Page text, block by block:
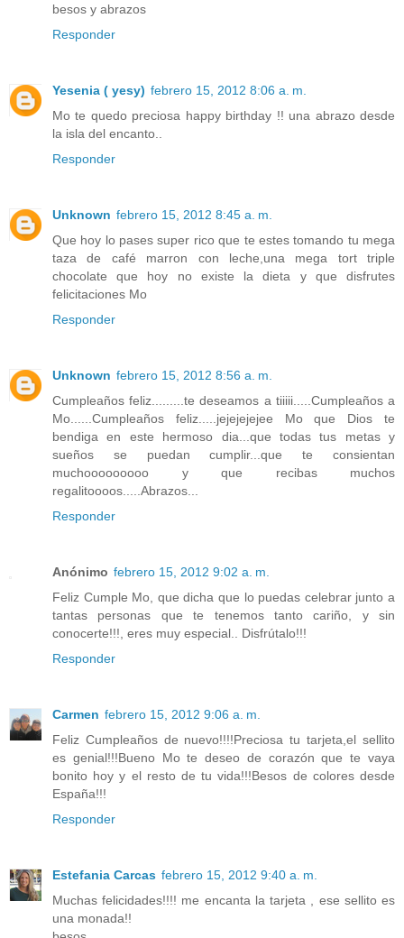
besos y abrazos
Responder
Yesenia ( yesy) febrero 15, 2012 8:06 a. m.
Mo te quedo preciosa happy birthday !! una abrazo desde
la isla del encanto..
Responder
Unknown febrero 15, 2012 8:45 a. m.
Que hoy lo pases super rico que te estes tomando tu mega
taza de café marron con leche,una mega tort triple
chocolate que hoy no existe la dieta y que disfrutes
felicitaciones Mo
Responder
Unknown febrero 15, 2012 8:56 a. m.
Cumpleaños feliz.........te deseamos a tiiiii.....Cumpleaños a
Mo......Cumpleaños feliz.....jejejejejee Mo que Dios te
bendiga en este hermoso dia...que todas tus metas y
sueños se puedan cumplir...que te consientan
muchooooooooo y que recibas muchos
regalitoooos.....Abrazos...
Responder
Anónimo febrero 15, 2012 9:02 a. m.
Feliz Cumple Mo, que dicha que lo puedas celebrar junto a
tantas personas que te tenemos tanto cariño, y sin
conocerte!!!, eres muy especial.. Disfrútalo!!!
Responder
Carmen febrero 15, 2012 9:06 a. m.
Feliz Cumpleaños de nuevo!!!!Preciosa tu tarjeta,el sellito
es genial!!!Bueno Mo te deseo de corazón que te vaya
bonito hoy y el resto de tu vida!!!Besos de colores desde
España!!!
Responder
Estefania Carcas febrero 15, 2012 9:40 a. m.
Muchas felicidades!!!! me encanta la tarjeta , ese sellito es
una monada!!